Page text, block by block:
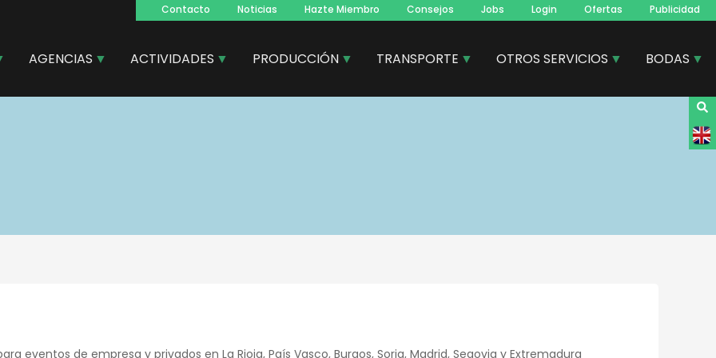
Navegacion
principal
Contacto Noticias Hazte Miembro Consejos Jobs Login Ofertas Publicidad
AGENCIAS ACTIVIDADES PRODUCCIÓN TRANSPORTE OTROS SERVICIOS BODAS
eventos de empresa y privados en La Rioja, País Vasco, Burgos, Soria, Madrid, Segovia y Extremadura